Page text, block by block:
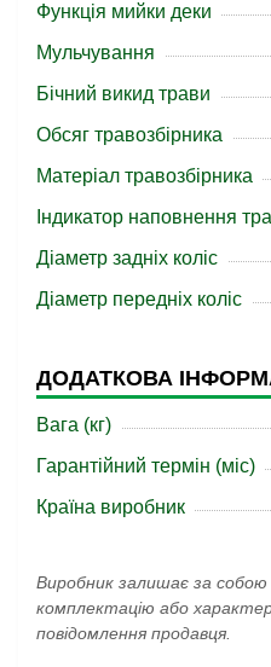
Функція мийки деки
Мульчування
Бічний викид трави
Обсяг травозбірника
Матеріал травозбірника
Індикатор наповнення
Діаметр задніх коліс
Діаметр передніх коліс
ДОДАТКОВА
Вага (кг)
Гарантійний термін (міс)
Країна виробник
Виробник залишає за собою
комплектацію або
повідомлення продавця.